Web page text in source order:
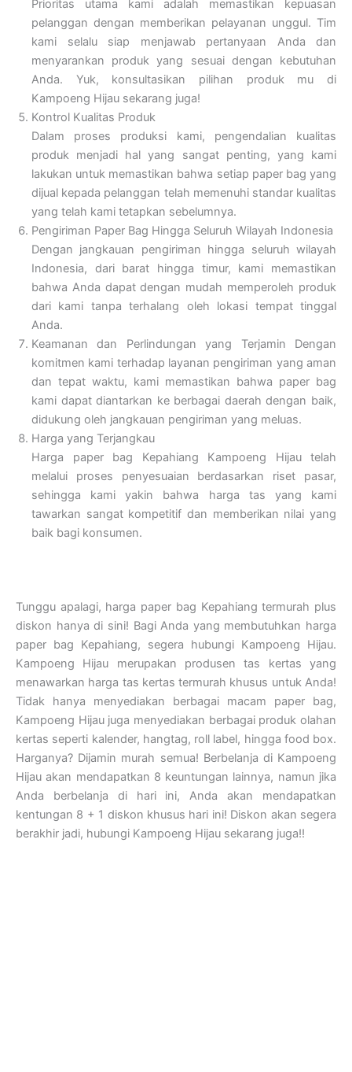
Prioritas utama kami adalah memastikan kepuasan
pelanggan dengan memberikan pelayanan unggul. Tim
kami selalu siap menjawab pertanyaan Anda dan
menyarankan produk yang sesuai dengan kebutuhan
Anda. Yuk, konsultasikan pilihan produk mu di
Kampoeng Hijau sekarang juga!
Kontrol Kualitas Produk
Dalam proses produksi kami, pengendalian kualitas
produk menjadi hal yang sangat penting, yang kami
lakukan untuk memastikan bahwa setiap paper bag yang
dijual kepada pelanggan telah memenuhi standar kualitas
yang telah kami tetapkan sebelumnya.
Pengiriman Paper Bag Hingga Seluruh Wilayah Indonesia
Dengan jangkauan pengiriman hingga seluruh wilayah
Indonesia, dari barat hingga timur, kami memastikan
bahwa Anda dapat dengan mudah memperoleh produk
dari kami tanpa terhalang oleh lokasi tempat tinggal
Anda.
Keamanan dan Perlindungan yang Terjamin Dengan
komitmen kami terhadap layanan pengiriman yang aman
dan tepat waktu, kami memastikan bahwa paper bag
kami dapat diantarkan ke berbagai daerah dengan baik,
didukung oleh jangkauan pengiriman yang meluas.
Harga yang Terjangkau
Harga paper bag Kepahiang Kampoeng Hijau telah
melalui proses penyesuaian berdasarkan riset pasar,
sehingga kami yakin bahwa harga tas yang kami
tawarkan sangat kompetitif dan memberikan nilai yang
baik bagi konsumen.
Tunggu apalagi, harga paper bag Kepahiang termurah plus
diskon hanya di sini! Bagi Anda yang membutuhkan harga
paper bag Kepahiang, segera hubungi Kampoeng Hijau.
Kampoeng Hijau merupakan produsen tas kertas yang
menawarkan harga tas kertas termurah khusus untuk Anda!
Tidak hanya menyediakan berbagai macam paper bag,
Kampoeng Hijau juga menyediakan berbagai produk olahan
kertas seperti kalender, hangtag, roll label, hingga food box.
Harganya? Dijamin murah semua! Berbelanja di Kampoeng
Hijau akan mendapatkan 8 keuntungan lainnya, namun jika
Anda berbelanja di hari ini, Anda akan mendapatkan
kentungan 8 + 1 diskon khusus hari ini! Diskon akan segera
berakhir jadi, hubungi Kampoeng Hijau sekarang juga!!